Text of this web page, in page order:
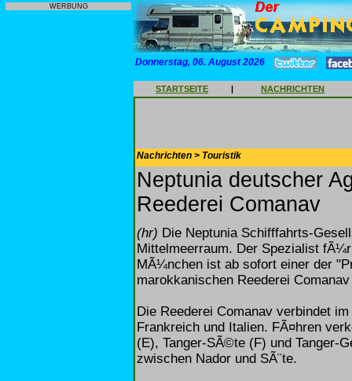
WERBUNG
Donnerstag, 06. August 2026
STARTSEITE | NACHRICHTEN
Nachrichten > Touristik
Neptunia deutscher
Reederei Comanav
(hr) Die Neptunia Schifffahrts-
Mittelmeerraum. Der Spezialist
MÃ¼nchen ist ab sofort einer der
marokkanischen Reederei
Die Reederei Comanav verbindet
Frankreich und Italien. FÃ¤hren
(E), Tanger-SÃ©te (F) und Tanger-
zwischen Nador und SÃ¨te.